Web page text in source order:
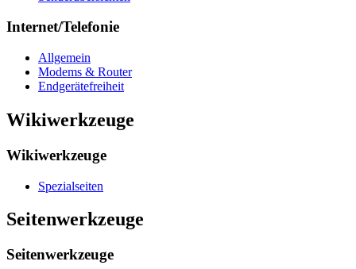
Internet/Telefonie
Allgemein
Modems & Router
Endgerätefreiheit
Wikiwerkzeuge
Wikiwerkzeuge
Spezialseiten
Seitenwerkzeuge
Seitenwerkzeuge